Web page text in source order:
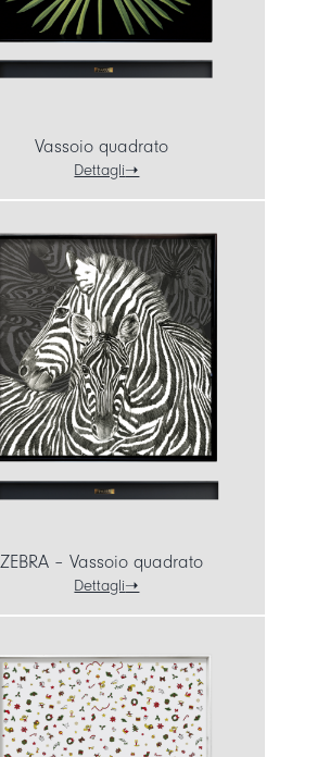
Vassoio quadrato
Dettagli
ZEBRA – Vassoio quadrato
Dettagli